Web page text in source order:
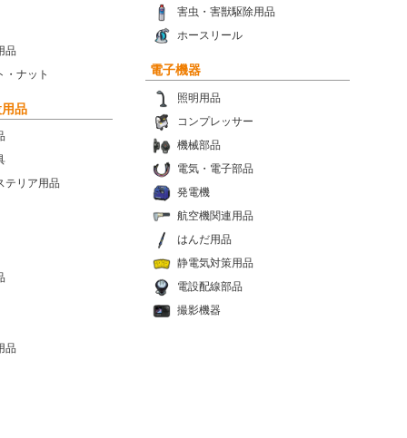
品
・ナット
害虫・害獣駆除用品
ホースリール
電子機器
照明用品
コンプレッサー
機械部品
電気・電子部品
発電機
航空機関連用品
はんだ用品
静電気対策用品
電設配線部品
撮影機器
品
テリア用品
品